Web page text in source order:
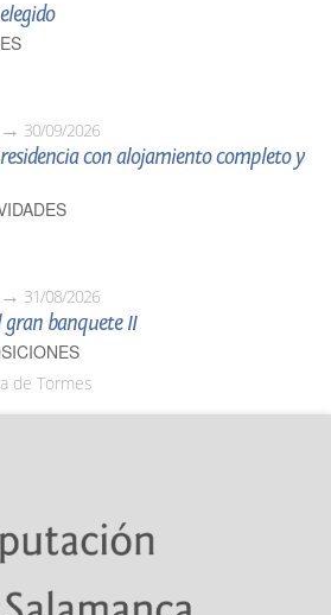
30/09/2026
residencia con alojamiento completo y
31/08/2026
gran banquete II
de Tormes